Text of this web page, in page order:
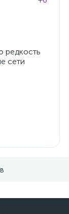
редкость
сети